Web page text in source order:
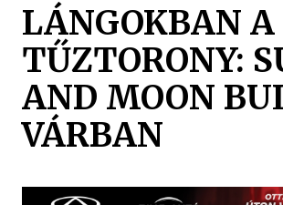
LÁNGOKBAN A
TŰZTORONY:
AND MOON
VÁRBAN